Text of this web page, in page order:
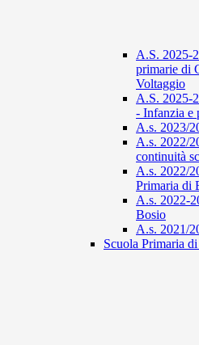
A.S. 2025-
primarie di
Voltaggio
A.S. 2025-
- Infanzia e
A.s. 2023/
A.s. 2022/
continuità
A.s. 2022/
Primaria di
A.s. 2022-
Bosio
A.s. 2021/
Scuola Primaria